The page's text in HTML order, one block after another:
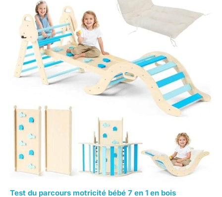
Test du parcours motricité bébé 7 en 1 en bois